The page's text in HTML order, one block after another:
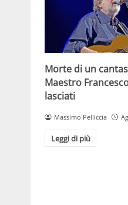
Morte di un
Maestro
lasciati
Massimo Pelliccia
Leggi di più